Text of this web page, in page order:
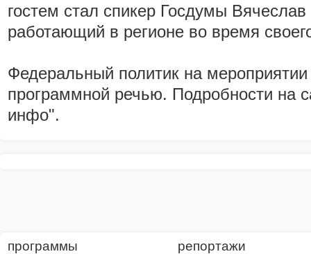
гостем стал спикер Госдумы
работающий в регионе во время
Федеральный политик на
программной речью. Подробности на
инфо".
программы репортажи